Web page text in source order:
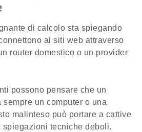
di calcolo sta spiegando
ai siti web attraverso
router domestico o un provider
possono pensare che un
un computer o una
malinteso può portare a cattive
tecniche deboli.